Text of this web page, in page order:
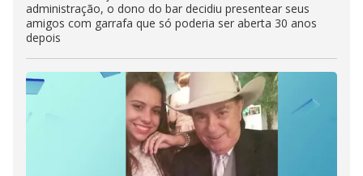
administração, o dono do bar decidiu presentear seus
amigos com garrafa que só poderia ser aberta 30 anos
depois